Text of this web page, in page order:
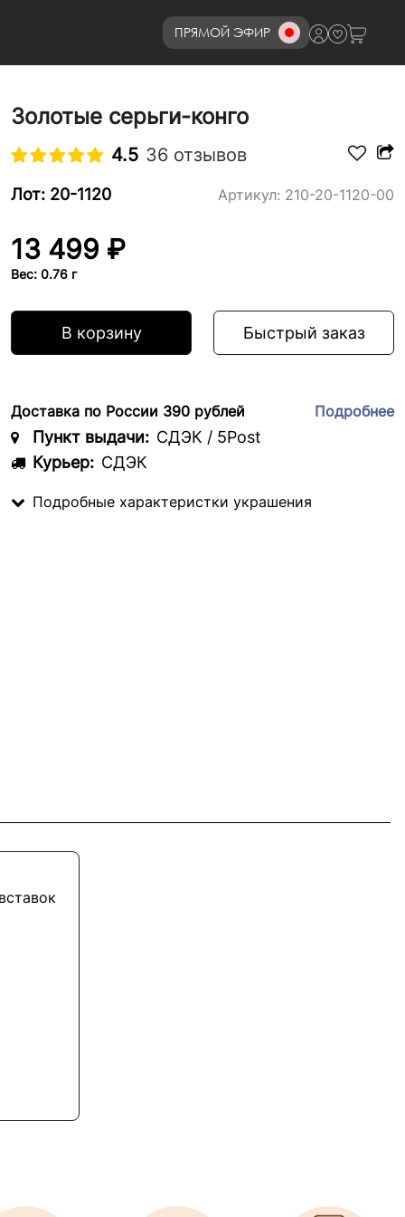
ПРЯМОЙ ЭФИР8 (800)777-72-69
Золотые серьги-конго
4.5 36 отзывов
Лот: 20-1120 Артикул: 210-20-1120-00
13 499 ₽
Вес: 0.76 г
В корзину Быстрый заказ
Доставка по России 390 рублей Подробнее
Пункт выдачи: СДЭК / 5Post
Курьер: СДЭК
Подробные характеристки украшения